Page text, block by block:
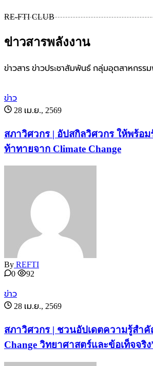
RE-FTI CLUB
ข่าวสารพลังงาน
ข่าวสาร ข่าวประชาสัมพันธ์ กลุ่มอุตสาหกรร
ข่าว
28 เม.ย., 2569
สภาวิศวกร | อัปสกิลวิศวกร ให้พร้อ
ท้าทายจาก Climate Change
By REFTI
0
92
ข่าว
28 เม.ย., 2569
สภาวิศวกร | ชวนอัปเดตความรู้สำคั
Change วิทยาศาสตร์และข้อเท็จจริง